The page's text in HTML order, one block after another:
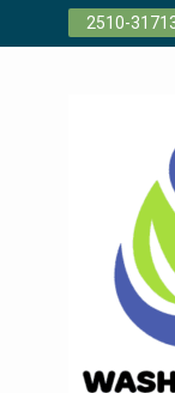
Προχωρήστε
2510-